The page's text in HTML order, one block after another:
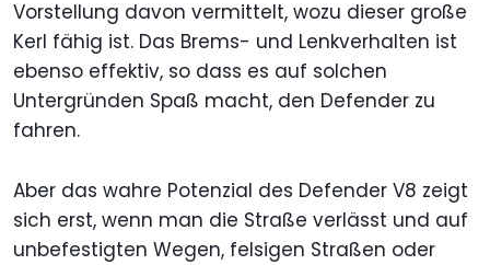
Vorstellung davon vermittelt, wozu dieser große
Kerl fähig ist. Das Brems- und Lenkverhalten ist
ebenso effektiv, so dass es auf solchen
Untergründen Spaß macht, den Defender zu
fahren.
Aber das wahre Potenzial des Defender V8 zeigt
sich erst, wenn man die Straße verlässt und auf
unbefestigten Wegen, felsigen Straßen oder